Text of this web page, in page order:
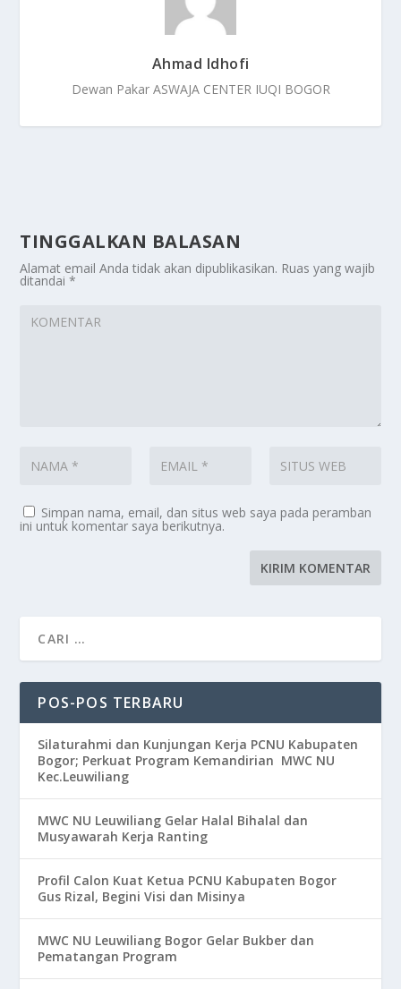
Ahmad Idhofi
Dewan Pakar ASWAJA CENTER IUQI BOGOR
TINGGALKAN BALASAN
Alamat email Anda tidak akan dipublikasikan. Ruas yang wajib
ditandai*
Simpan nama, email, dan situs web saya pada peramban
ini untuk komentar saya berikutnya.
POS-POS TERBARU
Silaturahmi dan Kunjungan Kerja PCNU Kabupaten
Bogor; Perkuat Program Kemandirian MWC NU
Kec.Leuwiliang
MWC NU Leuwiliang Gelar Halal Bihalal dan
Musyawarah Kerja Ranting
Profil Calon Kuat Ketua PCNU Kabupaten Bogor
Gus Rizal, Begini Visi dan Misinya
MWC NU Leuwiliang Bogor Gelar Bukber dan
Pematangan Program